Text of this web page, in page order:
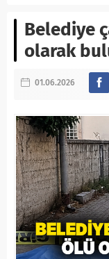
Belediye
olarak
01.06.2026